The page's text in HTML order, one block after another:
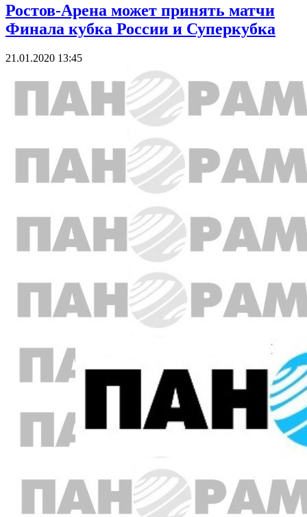
Ростов-Арена может принять матчи
Финала кубка России и Суперкубка
21.01.2020 13:45